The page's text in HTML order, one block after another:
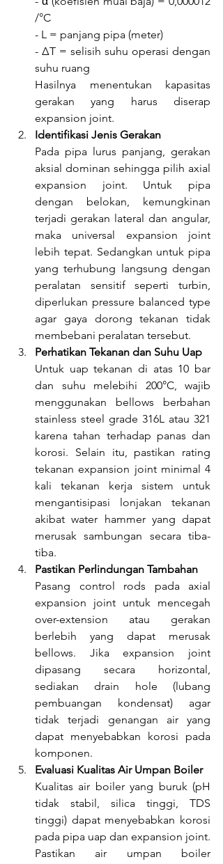
/°C
- L = panjang pipa (meter)
- ΔT = selisih suhu operasi dengan
suhu ruang
Hasilnya menentukan kapasitas
gerakan yang harus diserap
expansion joint.
Identifikasi Jenis Gerakan
Pada pipa lurus panjang, gerakan
aksial dominan sehingga pilih axial
expansion joint. Untuk pipa
dengan belokan, kemungkinan
terjadi gerakan lateral dan angular,
maka universal expansion joint
lebih tepat. Sedangkan untuk pipa
yang terhubung langsung dengan
peralatan sensitif seperti turbin,
diperlukan pressure balanced type
agar gaya dorong tekanan tidak
membebani peralatan tersebut.
Perhatikan Tekanan dan Suhu Uap
Untuk uap tekanan di atas 10 bar
dan suhu melebihi 200°C, wajib
menggunakan bellows berbahan
stainless steel grade 316L atau 321
karena tahan terhadap panas dan
korosi. Selain itu, pastikan rating
tekanan expansion joint minimal 4
kali tekanan kerja sistem untuk
mengantisipasi lonjakan tekanan
akibat water hammer yang dapat
merusak sambungan secara tiba-
tiba.
Pastikan Perlindungan Tambahan
Pasang control rods pada axial
expansion joint untuk mencegah
over-extension atau gerakan
berlebih yang dapat merusak
bellows. Jika expansion joint
dipasang secara horizontal,
sediakan drain hole (lubang
pembuangan kondensat) agar
tidak terjadi genangan air yang
dapat menyebabkan korosi pada
komponen.
Evaluasi Kualitas Air Umpan Boiler
Kualitas air boiler yang buruk (pH
tidak stabil, silica tinggi, TDS
tinggi) dapat menyebabkan korosi
pada pipa uap dan expansion joint.
Pastikan air umpan boiler